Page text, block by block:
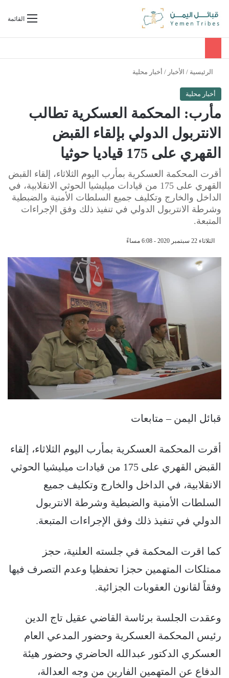
القائمةبحث عن
الرئيسية / الأخبار / أخبار محلية
أخبار محلية
مأرب: المحكمة العسكرية تطالب
الانتربول الدولي بإلقاء القبض
القهري على 175 قياديا حوثيا
أقرت المحكمة العسكرية بمأرب اليوم الثلاثاء، إلقاء القبض
القهري على 175 من قيادات ميليشيا الحوثي الانقلابية، في
الداخل والخارج وتكليف جميع السلطات الأمنية والضبطية
وشرطة الانتربول الدولي في تنفيذ ذلك وفق الإجراءات
المتبعة.
الثلاثاء 22 سبتمبر 2020 - 6:08 مساءً
قبائل اليمن – متابعات
أقرت المحكمة العسكرية بمأرب اليوم الثلاثاء، إلقاء
القبض القهري على 175 من قيادات ميليشيا الحوثي
الانقلابية، في الداخل والخارج وتكليف جميع
السلطات الأمنية والضبطية وشرطة الانتربول
الدولي في تنفيذ ذلك وفق الإجراءات المتبعة.
كما اقرت المحكمة في جلسته العلنية، حجز
ممتلكات المتهمين حجزا تحفظيا وعدم التصرف فيها
وفقاً لقانون العقوبات الجزائية.
وعقدت الجلسة برئاسة القاضي عقيل تاج الدين
رئيس المحكمة العسكرية وحضور المدعي العام
العسكري الدكتور عبدالله الحاضري وحضور هيئة
الدفاع عن المتهمين الفارين من وجه العدالة،